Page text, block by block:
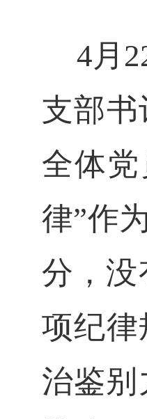
4月
支部
全体
律”作
分，没
项纪律
治鉴